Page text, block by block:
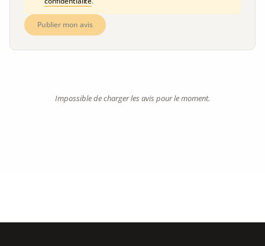
Publier mon avis
Impossible de charger les avis pour le moment.